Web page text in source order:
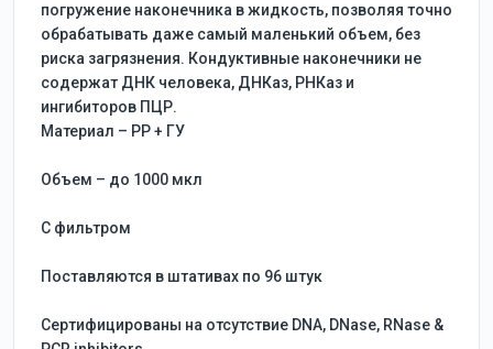
погружение наконечника в жидкость, позволяя точно
обрабатывать даже самый маленький объем, без
риска загрязнения. Кондуктивные наконечники не
содержат ДНК человека, ДНКаз, РНКаз и
ингибиторов ПЦР.
Материал – PP + ГУ
Объем – до 1000 мкл
C фильтром
Поставляются в штативах по 96 штук
Сертифицированы на отсутствие DNA, DNase, RNase &